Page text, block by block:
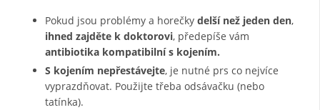
Pokud jsou problémy a horečkydelší než jeden den,
ihned zajděte k doktorovi, předepíše vám
antibiotika kompatibilní s kojením.
S kojením nepřestávejte, je nutné prs co nejvíce
vyprazdňovat. Použijte třeba odsávačku (nebo
tatínka).